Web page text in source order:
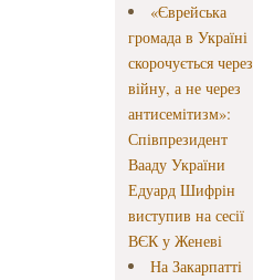
«Єврейська
громада в Україні
скорочується через
війну, а не через
антисемітизм»:
Співпрезидент
Вааду України
Едуард Шифрін
виступив на сесії
ВЄК у Женеві
На Закарпатті